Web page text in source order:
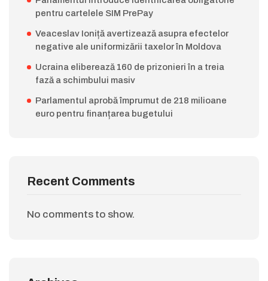
pentru cartelele SIM PrePay
Veaceslav Ioniță avertizează asupra efectelor
negative ale uniformizării taxelor în Moldova
Ucraina eliberează 160 de prizonieri în a treia
fază a schimbului masiv
Parlamentul aprobă împrumut de 218 milioane
euro pentru finanțarea bugetului
Recent Comments
No comments to show.